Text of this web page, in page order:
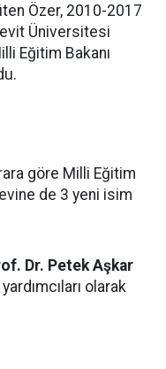
Özer, 2010-2017
Üniversitesi
Eğitim Bakanı
göre Milli Eğitim
de 3 yeni isim
Dr. Petek Aşkar
olarak